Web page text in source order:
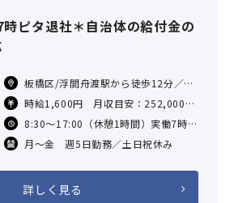
時ピタ退社＊自治体の給付金の
板橋区/浮間舟渡駅から徒歩12分／志
村坂上駅から徒歩15分／蓮根駅から
徒歩13分／志村三丁目駅から徒歩13
分
時給1,600円 月収目安：252,000円
（×7.5H×21日勤務の場合）
交通費支給あり（社内規定による）
8:30～17:00（休憩1時間）実働7時間
30分 残業なし
月～金 週5日勤務／土日祝休み
詳しく見る